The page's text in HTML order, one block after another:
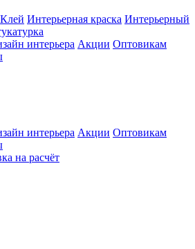
Клей Интерьерная краска Интерьерный
интерьера Акции Оптовикам
интерьера Акции Оптовикам
на расчёт